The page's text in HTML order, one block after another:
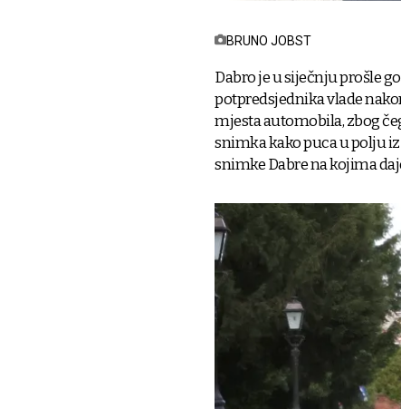
BRUNO JOBST
Dabro je u siječnju prošle
potpredsjednika vlade
mjesta automobila, zbog
snimka kako puca u polju
snimke Dabre na kojima